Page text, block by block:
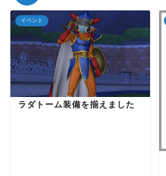
イベント
ラダトーム装備を揃えました